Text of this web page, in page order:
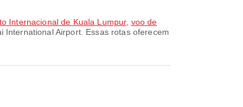
Internacional de Kuala Lumpur, voo de
Airport. Essas rotas oferecem